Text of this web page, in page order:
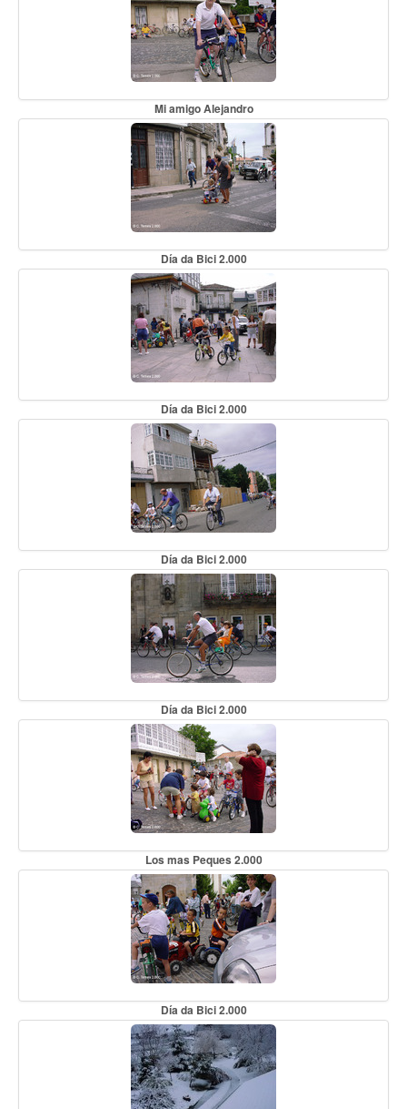
Mi amigo Alejandro
Día da Bici 2.000
Día da Bici 2.000
Día da Bici 2.000
Día da Bici 2.000
Los mas Peques 2.000
Día da Bici 2.000